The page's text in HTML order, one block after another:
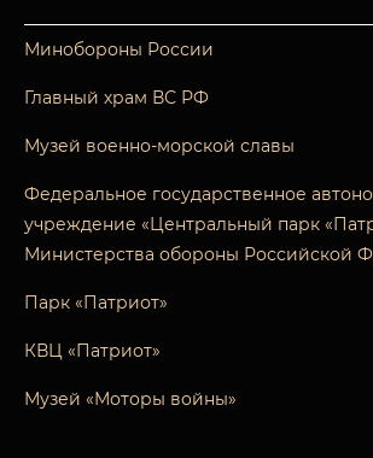
Минобороны России
Главный храм ВС РФ
Музей военно-морской славы
Федеральное государственное
учреждение «Центральный парк
Министерства обороны Российской
Парк «Патриот»
КВЦ «Патриот»
Музей «Моторы войны»